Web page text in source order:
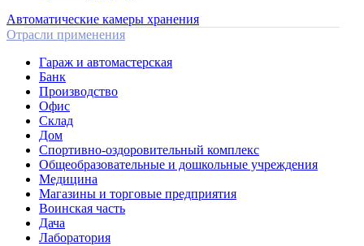
Автоматические камеры хранения
Отрасли применения
Гараж и автомастерская
Банк
Производство
Офис
Склад
Дом
Спортивно-оздоровительный комплекс
Общеобразовательные и дошкольные учреждения
Медицина
Магазины и торговые предприятия
Воинская часть
Дача
Лаборатория